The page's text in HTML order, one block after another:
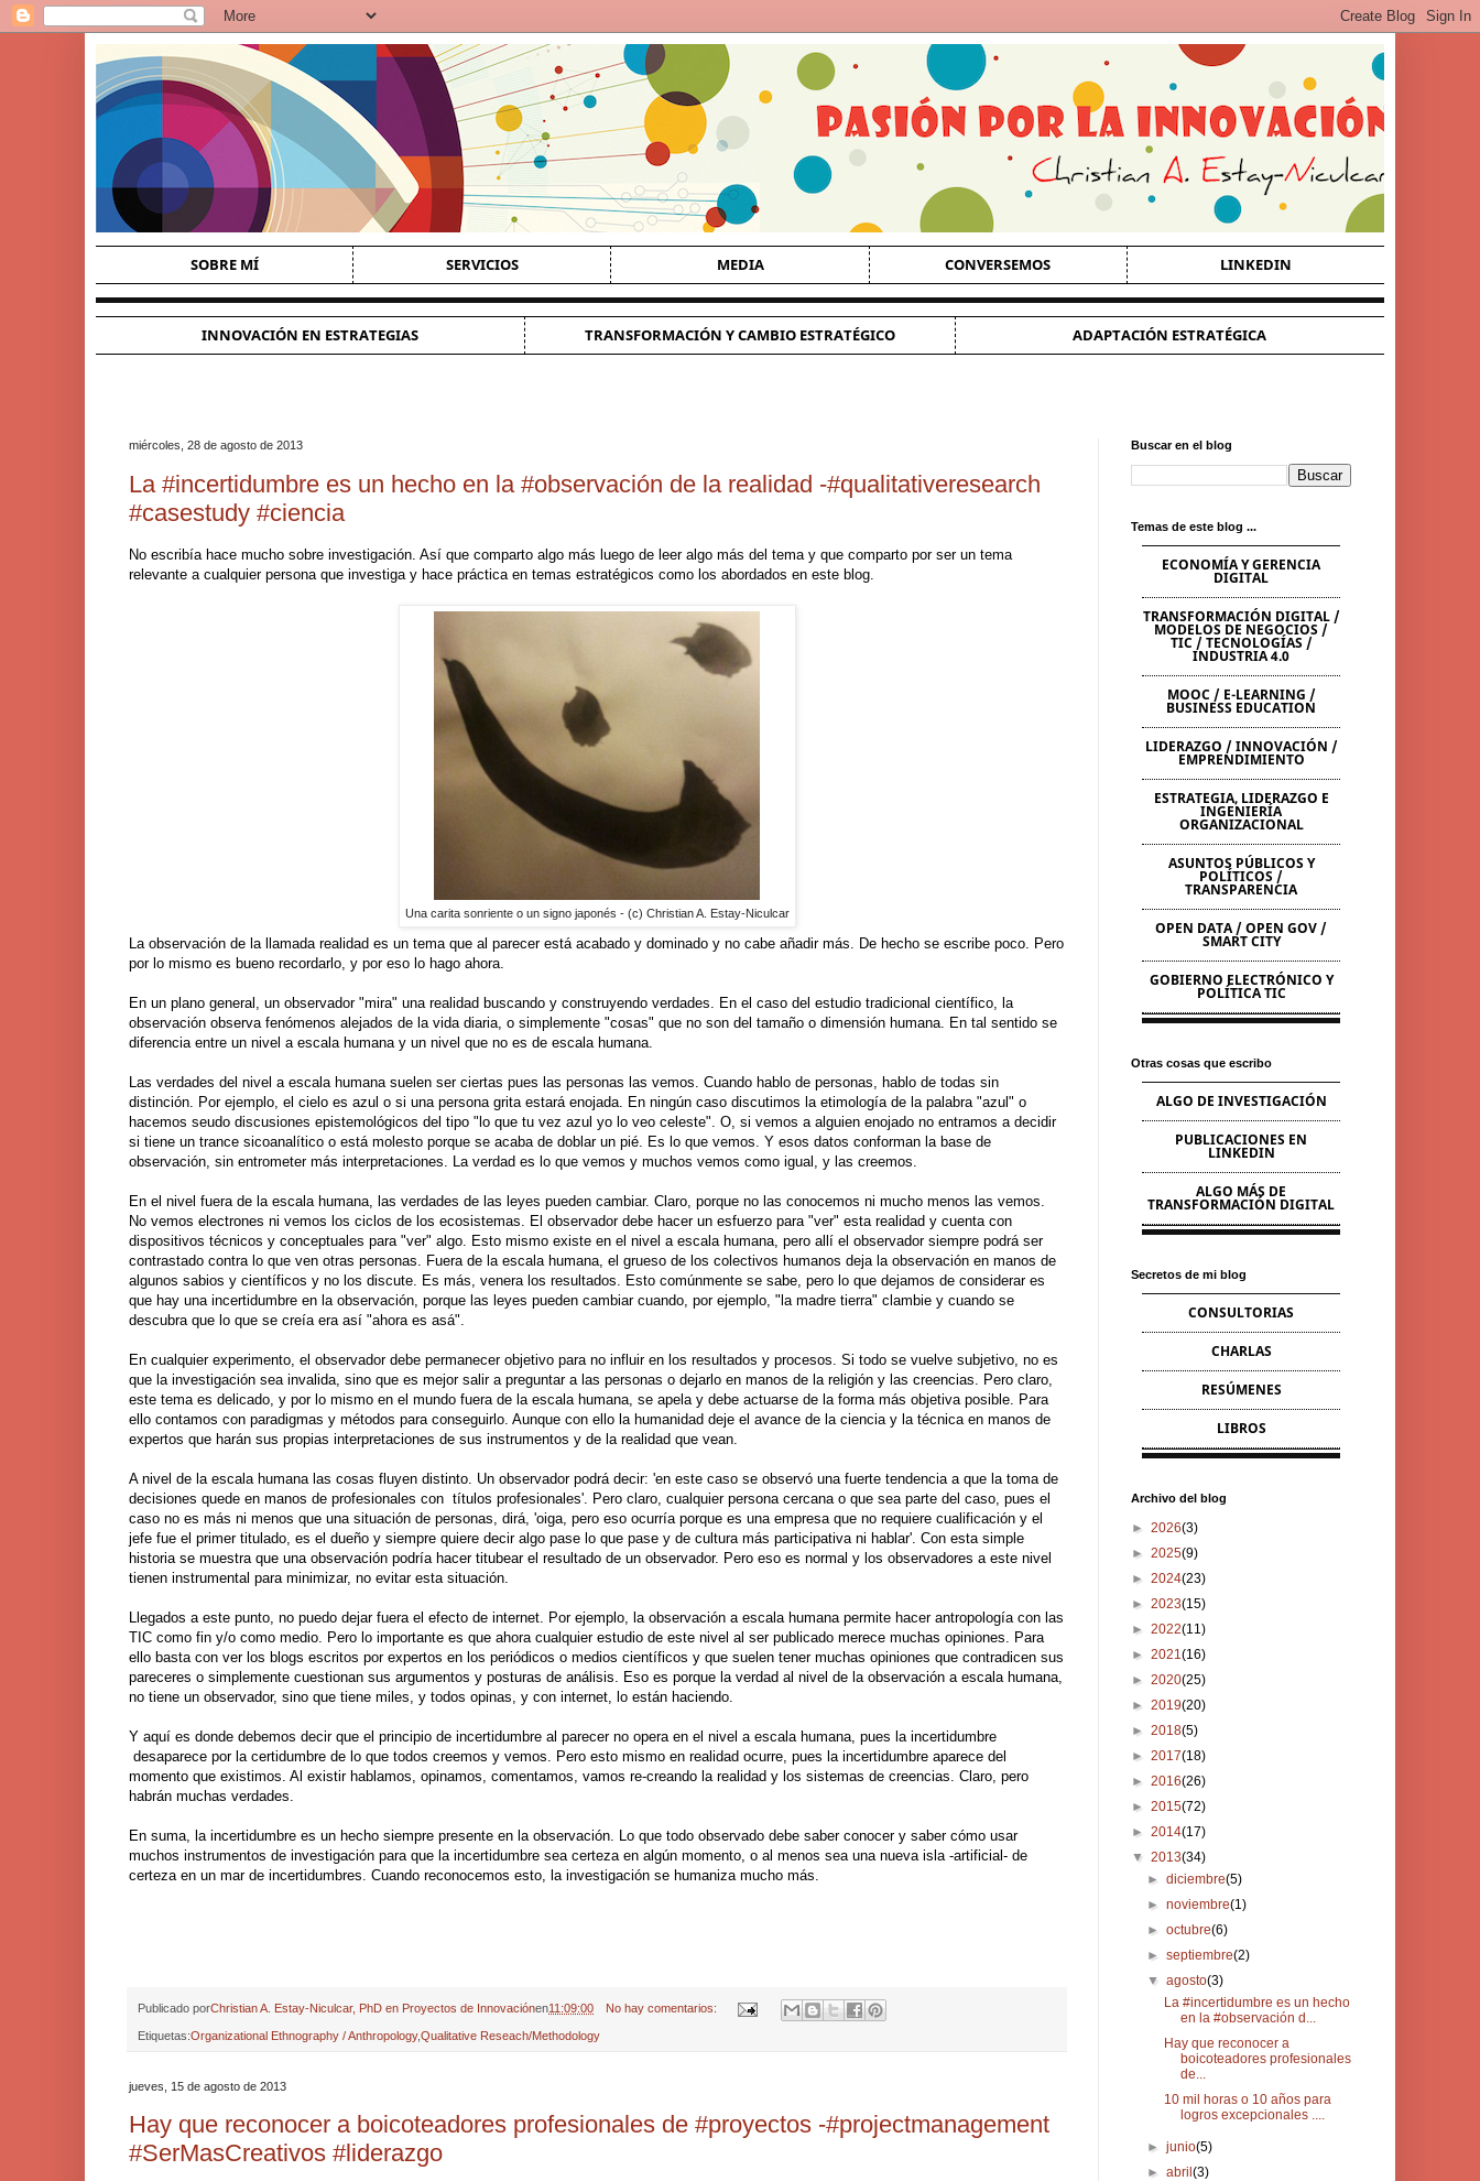
SOBRE MÍ SERVICIOS MEDIA CONVERSEMOS LINKEDIN
INNOVACIÓN EN ESTRATEGIAS TRANSFORMACIÓN Y CAMBIO ESTRATÉGICO ADAPTACIÓN ESTRATÉGICA
miércoles, 28 de agosto de 2013
La #incertidumbre es un hecho en la #observación de la realidad -#qualitativeresearch
#casestudy #ciencia
No escribía hace mucho sobre investigación. Así que comparto algo más luego de leer algo más del tema y que comparto por ser un tema
relevante a cualquier persona que investiga y hace práctica en temas estratégicos como los abordados en este blog.
Una carita sonriente o un signo japonés - (c) Christian A. Estay-Niculcar
La observación de la llamada realidad es un tema que al parecer está acabado y dominado y no cabe añadir más. De hecho se escribe poco. Pero
por lo mismo es bueno recordarlo, y por eso lo hago ahora.
En un plano general, un observador "mira" una realidad buscando y construyendo verdades. En el caso del estudio tradicional científico, la
observación observa fenómenos alejados de la vida diaria, o simplemente "cosas" que no son del tamaño o dimensión humana. En tal sentido se
diferencia entre un nivel a escala humana y un nivel que no es de escala humana.
Las verdades del nivel a escala humana suelen ser ciertas pues las personas las vemos. Cuando hablo de personas, hablo de todas sin
distinción. Por ejemplo, el cielo es azul o si una persona grita estará enojada. En ningún caso discutimos la etimología de la palabra "azul" o
hacemos seudo discusiones epistemológicos del tipo "lo que tu vez azul yo lo veo celeste". O, si vemos a alguien enojado no entramos a decidir
si tiene un trance sicoanalítico o está molesto porque se acaba de doblar un pié. Es lo que vemos. Y esos datos conforman la base de
observación, sin entrometer más interpretaciones. La verdad es lo que vemos y muchos vemos como igual, y las creemos.
En el nivel fuera de la escala humana, las verdades de las leyes pueden cambiar. Claro, porque no las conocemos ni mucho menos las vemos.
No vemos electrones ni vemos los ciclos de los ecosistemas. El observador debe hacer un esfuerzo para "ver" esta realidad y cuenta con
dispositivos técnicos y conceptuales para "ver" algo. Esto mismo existe en el nivel a escala humana, pero allí el observador siempre podrá ser
contrastado contra lo que ven otras personas. Fuera de la escala humana, el grueso de los colectivos humanos deja la observación en manos de
algunos sabios y científicos y no los discute. Es más, venera los resultados. Esto comúnmente se sabe, pero lo que dejamos de considerar es
que hay una incertidumbre en la observación, porque las leyes pueden cambiar cuando, por ejemplo, "la madre tierra" clambie y cuando se
descubra que lo que se creía era así "ahora es asá".
En cualquier experimento, el observador debe permanecer objetivo para no influir en los resultados y procesos. Si todo se vuelve subjetivo, no es
que la investigación sea invalida, sino que es mejor salir a preguntar a las personas o dejarlo en manos de la religión y las creencias. Pero claro,
este tema es delicado, y por lo mismo en el mundo fuera de la escala humana, se apela y debe actuarse de la forma más objetiva posible. Para
ello contamos con paradigmas y métodos para conseguirlo. Aunque con ello la humanidad deje el avance de la ciencia y la técnica en manos de
expertos que harán sus propias interpretaciones de sus instrumentos y de la realidad que vean.
A nivel de la escala humana las cosas fluyen distinto. Un observador podrá decir: 'en este caso se observó una fuerte tendencia a que la toma de
decisiones quede en manos de profesionales con títulos profesionales'. Pero claro, cualquier persona cercana o que sea parte del caso, pues el
caso no es más ni menos que una situación de personas, dirá, 'oiga, pero eso ocurría porque es una empresa que no requiere cualificación y el
jefe fue el primer titulado, es el dueño y siempre quiere decir algo pase lo que pase y de cultura más participativa ni hablar'. Con esta simple
historia se muestra que una observación podría hacer titubear el resultado de un observador. Pero eso es normal y los observadores a este nivel
tienen instrumental para minimizar, no evitar esta situación.
Llegados a este punto, no puedo dejar fuera el efecto de internet. Por ejemplo, la observación a escala humana permite hacer antropología con las
TIC como fin y/o como medio. Pero lo importante es que ahora cualquier estudio de este nivel al ser publicado merece muchas opiniones. Para
ello basta con ver los blogs escritos por expertos en los periódicos o medios científicos y que suelen tener muchas opiniones que contradicen sus
pareceres o simplemente cuestionan sus argumentos y posturas de análisis. Eso es porque la verdad al nivel de la observación a escala humana,
no tiene un observador, sino que tiene miles, y todos opinas, y con internet, lo están haciendo.
Y aquí es donde debemos decir que el principio de incertidumbre al parecer no opera en el nivel a escala humana, pues la incertidumbre
desaparece por la certidumbre de lo que todos creemos y vemos. Pero esto mismo en realidad ocurre, pues la incertidumbre aparece del
momento que existimos. Al existir hablamos, opinamos, comentamos, vamos re-creando la realidad y los sistemas de creencias. Claro, pero
habrán muchas verdades.
En suma, la incertidumbre es un hecho siempre presente en la observación. Lo que todo observado debe saber conocer y saber cómo usar
muchos instrumentos de investigación para que la incertidumbre sea certeza en algún momento, o al menos sea una nueva isla -artificial- de
certeza en un mar de incertidumbres. Cuando reconocemos esto, la investigación se humaniza mucho más.
Publicado porChristian A. Estay-Niculcar, PhD en Proyectos de Innovaciónen11:09:00 No hay comentarios:
Etiquetas:Organizational Ethnography / Anthropology,Qualitative Reseach/Methodology
jueves, 15 de agosto de 2013
Hay que reconocer a boicoteadores profesionales de #proyectos -#projectmanagement
#SerMasCreativos #liderazgo
Buscar en el blog
Temas de este blog ...
ECONOMÍA Y GERENCIA
DIGITAL
TRANSFORMACIÓN DIGITAL /
MODELOS DE NEGOCIOS /
TIC / TECNOLOGÍAS /
INDUSTRIA 4.0
MOOC / E-LEARNING /
BUSINESS EDUCATION
LIDERAZGO / INNOVACIÓN /
EMPRENDIMIENTO
ESTRATEGIA, LIDERAZGO E
INGENIERÍA
ORGANIZACIONAL
ASUNTOS PÚBLICOS Y
POLÍTICOS /
TRANSPARENCIA
OPEN DATA / OPEN GOV /
SMART CITY
GOBIERNO ELECTRÓNICO Y
POLÍTICA TIC
Otras cosas que escribo
ALGO DE INVESTIGACIÓN
PUBLICACIONES EN
LINKEDIN
ALGO MÁS DE
TRANSFORMACIÓN DIGITAL
Secretos de mi blog
CONSULTORIAS
CHARLAS
RESÚMENES
LIBROS
Archivo del blog
► 2026(3)
► 2025(9)
► 2024(23)
► 2023(15)
► 2022(11)
► 2021(16)
► 2020(25)
► 2019(20)
► 2018(5)
► 2017(18)
► 2016(26)
► 2015(72)
► 2014(17)
▼ 2013(34)
►diciembre(5)
►noviembre(1)
►octubre(6)
►septiembre(2)
▼agosto(3)
La #incertidumbre es un hecho
en la #observación d...
Hay que reconocer a
boicoteadores profesionales
de...
10 mil horas o 10 años para
logros excepcionales ....
►junio(5)
►abril(3)